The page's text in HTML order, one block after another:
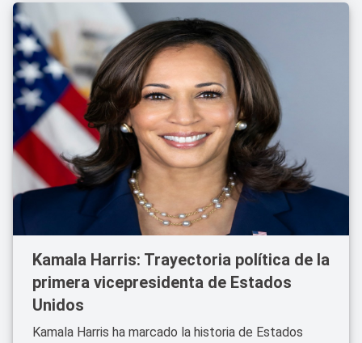
que vieron el evento.
Kamala Harris: Trayectoria política de la
primera vicepresidenta de Estados
Unidos
Kamala Harris ha marcado la historia de Estados